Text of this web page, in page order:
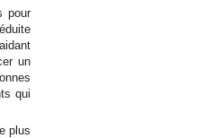
pour
un
qui
plus